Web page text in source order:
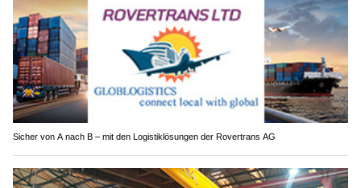
Sicher von A nach B – mit den Logistiklösungen der Rovertrans AG